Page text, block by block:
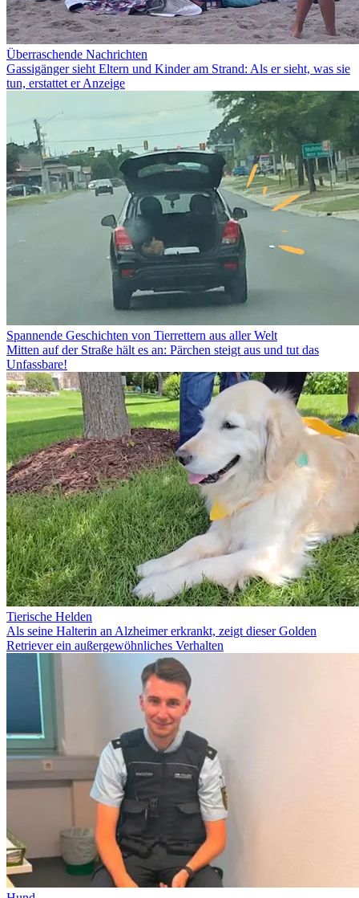
Überraschende Nachrichten
Gassigänger sieht Eltern und Kinder am Strand: Als er sieht, was sie
tun, erstattet er Anzeige
Spannende Geschichten von Tierrettern aus aller Welt
Mitten auf der Straße hält es an: Pärchen steigt aus und tut das
Unfassbare!
Tierische Helden
Als seine Halterin an Alzheimer erkrankt, zeigt dieser Golden
Retriever ein außergewöhnliches Verhalten